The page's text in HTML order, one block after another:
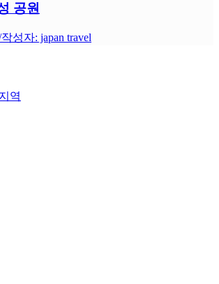
공원
작성자: japan travel
역
Routing and
our alertness material. 210-260 lab questions